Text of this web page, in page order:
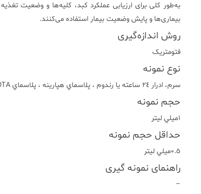
به‌طور کلی برای ارزیابی عملکرد کبد، کلیه‌ها و وضعیت
بیماری‌ها و پایش وضعیت بیمار استفاده می‌کنند.
روش اندازه‌گیری
فتومتريک
نوع نمونه
سرم، ادرار ٢٤ ساعته يا رندوم ، پلاسماي هپارينه ، پلاسماي EDTA ، مايعات بدن
حجم نمونه
١ميلي ليتر
حداقل حجم نمونه
٠.٥ميلي ليتر
راهنمای نمونه گیری
–